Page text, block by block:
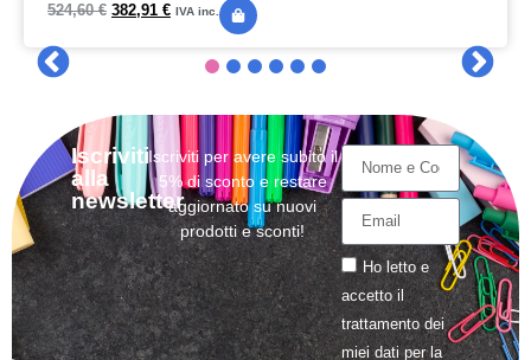
524,60€ 382,91 € IVA inc.
Iscriviti
alla
newsletter
Iscriviti per avere subito il
5% di sconto e restare
aggiornato su nuovi
prodotti e sconti!
Ho letto e
accetto il
trattamentodei
miei dati per la